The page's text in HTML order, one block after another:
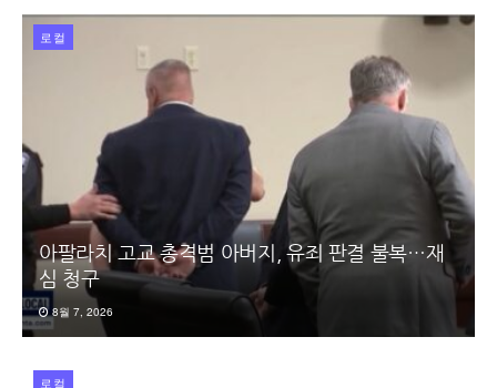
로컬
아팔라치 고교 총격범 아버지, 유죄 판결 불복…재
심 청구
8월 7, 2026
로컬